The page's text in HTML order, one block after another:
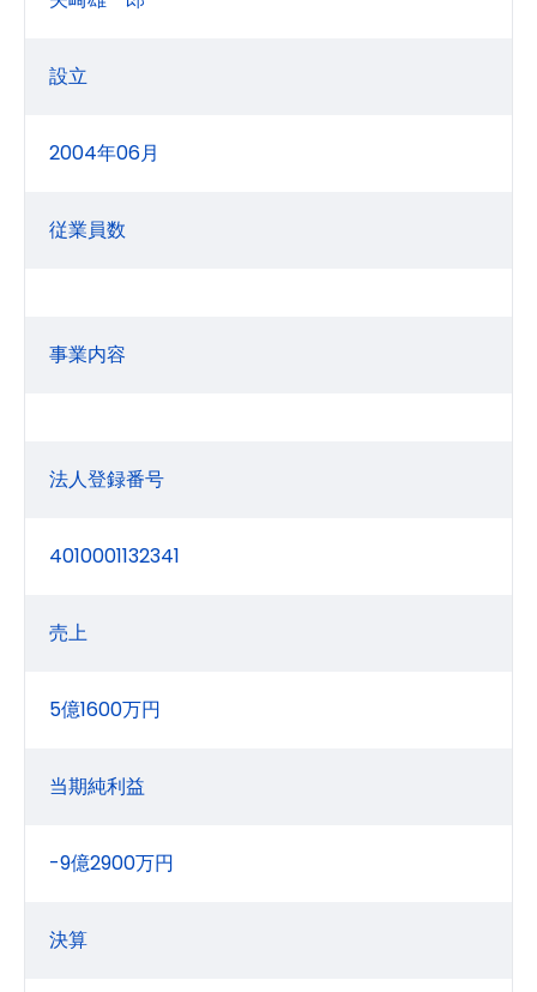
設立
2004年06月
従業員数
事業内容
法人登録番号
4010001132341
売上
5億1600万円
当期純利益
-9億2900万円
決算